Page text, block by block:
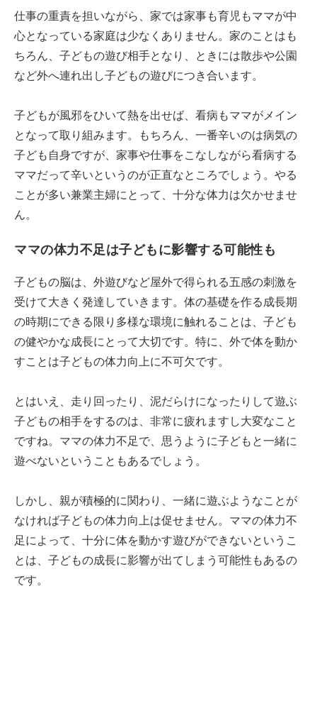
仕事の重責を担いながら、家では家事も育児もママが中
心となっている家庭は少なくありません。家のことはも
ちろん、子どもの遊び相手となり、ときには散歩や公園
など外へ連れ出し子どもの遊びにつき合います。
子どもが風邪をひいて熱を出せば、看病もママがメイン
となって取り組みます。もちろん、一番辛いのは病気の
子ども自身ですが、家事や仕事をこなしながら看病する
ママだって辛いというのが正直なところでしょう。やる
ことが多い兼業主婦にとって、十分な体力は欠かせませ
ん。
ママの体力不足は子どもに影響する可能性も
子どもの脳は、外遊びなど屋外で得られる五感の刺激を
受けて大きく発達していきます。体の基礎を作る成長期
の時期にできる限り多様な環境に触れることは、子ども
の健やかな成長にとって大切です。特に、外で体を動か
すことは子どもの体力向上に不可欠です。
とはいえ、走り回ったり、泥だらけになったりして遊ぶ
子どもの相手をするのは、非常に疲れますし大変なこと
ですね。ママの体力不足で、思うように子どもと一緒に
遊べないということもあるでしょう。
しかし、親が積極的に関わり、一緒に遊ぶようなことが
なければ子どもの体力向上は促せません。ママの体力不
足によって、十分に体を動かす遊びができないというこ
とは、子どもの成長に影響が出てしまう可能性もあるの
です。